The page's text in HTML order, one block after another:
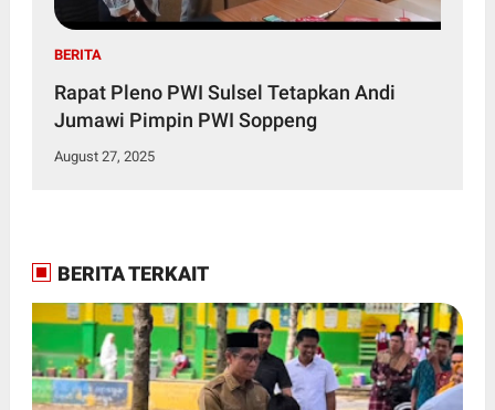
BERITA
Rapat Pleno PWI Sulsel Tetapkan Andi
Jumawi Pimpin PWI Soppeng
August 27, 2025
BERITA TERKAIT